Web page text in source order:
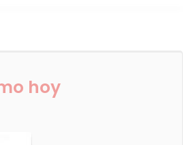
hoy